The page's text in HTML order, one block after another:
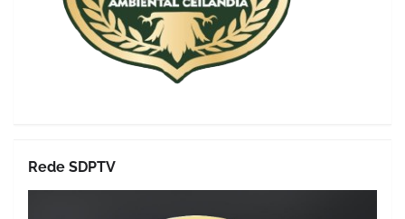
Rede SDPTV